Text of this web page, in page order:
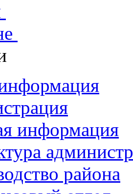
информация
района